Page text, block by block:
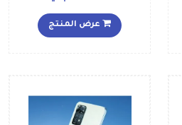
عرض المنتج